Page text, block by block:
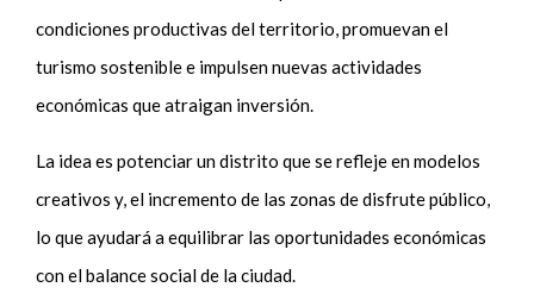
condiciones productivas del territorio, promuevan el
turismo sostenible e impulsen nuevas actividades
económicas que atraigan inversión.
La idea es potenciar un distrito que se refleje en modelos
creativos y,el incremento de las zonas de disfrute público,
lo que ayudará aequilibrar las oportunidades económicas
con el balance social de la ciudad.